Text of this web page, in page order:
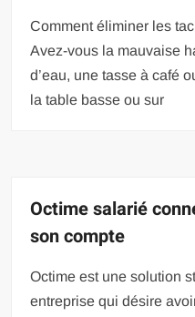
Comment éliminer les
Avez-vous la mauvaise
d’eau, une tasse à café
la table basse ou sur
Octime salarié
son compte
Octime est une solution
entreprise qui désire